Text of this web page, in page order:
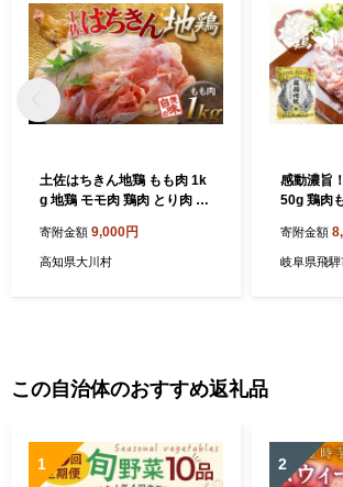
土佐はちきん地鶏 もも肉 1k
g 地鶏 モモ肉 鶏肉 とり肉 と
-002
寄附金額 9,000円
高知県大川村
感動濃旨
50g 鶏肉
も肉 鶏モ
寄附金額
岐阜県飛騨
この自治体のおすすめ返礼品
1 2